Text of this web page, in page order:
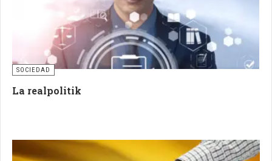
SOCIEDAD
La realpolitik